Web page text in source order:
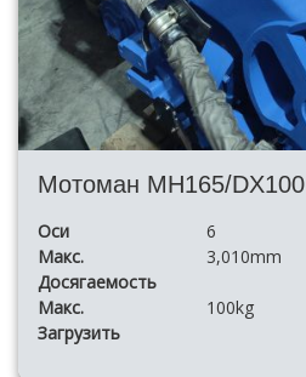
Мотоман MH165/DX100
Оси
6
Макс.
Досягаемость
3,010mm
Макс.
Загрузить
100kg